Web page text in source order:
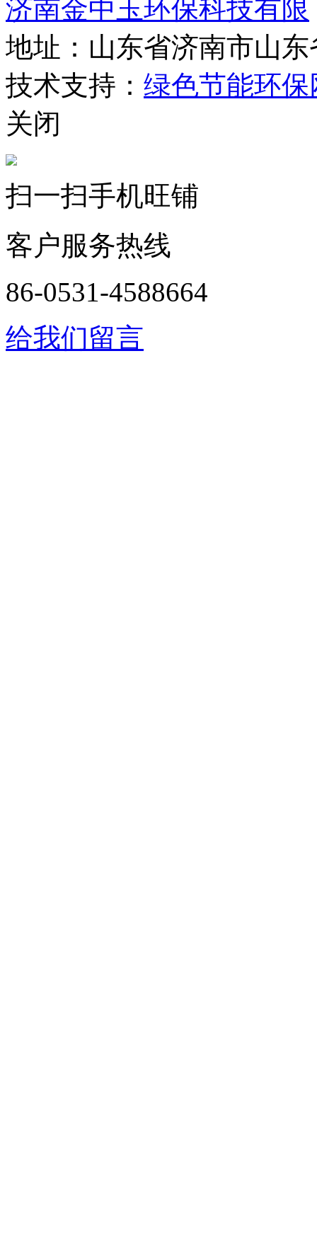
济南金中玉环保科技有限
地址：山东省济南市山
技术支持： 绿色节能环保
关闭
扫一扫手机旺铺
客户服务热线
86-0531-4588664
给我们留言